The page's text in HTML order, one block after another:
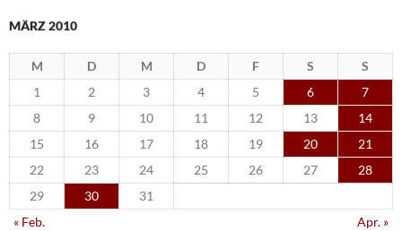
MÄRZ 2010
M D M D F S
S
1
2 3 4 5 6
7
8
9 10 11 12 13
14
15
16 17 18 19 20
21
22
23 24 25 26 27
28
29
30
31
« Feb.
Apr. »